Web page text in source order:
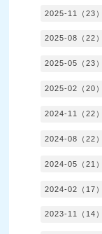
2025-11（23）
2025-08（22）
2025-05（23）
2025-02（20）
2024-11（22）
2024-08（22）
2024-05（21）
2024-02（17）
2023-11（14）